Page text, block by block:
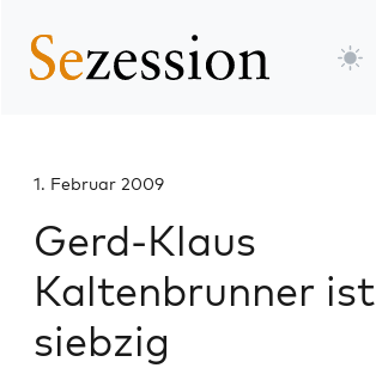
1. Februar 2009
Gerd-Klaus
Kaltenbrunner ist
siebzig